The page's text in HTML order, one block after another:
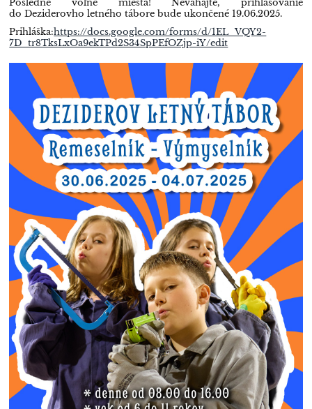
do Deziderovho letného tábore bude ukončené 19.06.2025.
Prihláška:https://docs.google.com/forms/d/1EL_VQY2-
7D_tr8TksLxOa9ekTPd2S34SpPEfOZjp-iY/edit